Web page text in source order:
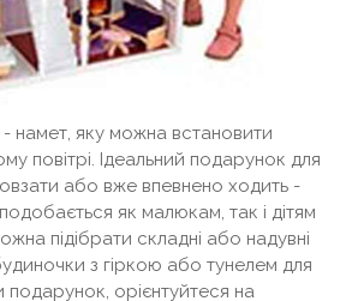
намет, яку можна встановити
повітрі. Ідеальний подарунок для
або вже впевнено ходить -
як малюкам, так і дітям
підібрати складні або надувні
з гіркою або тунелем для
подарунок, орієнтуйтеся на